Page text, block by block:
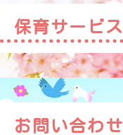
保育サービス
お問い合わせ